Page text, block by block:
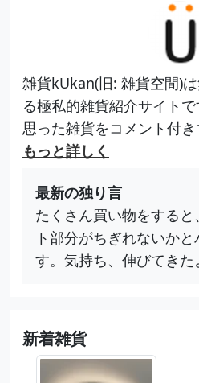
雑貨kUkan(旧: 雑貨空間)
る極私的雑貨紹介サイト
思った雑貨をコメント付き
もっと詳しく
最新の独り言
たくさん買い物をする
ト部分がちぎれないか
す。気持ち、伸びてきた
新着雑貨